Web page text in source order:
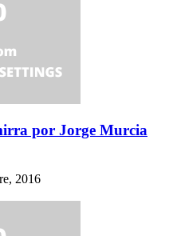
por Jorge Murcia
2016